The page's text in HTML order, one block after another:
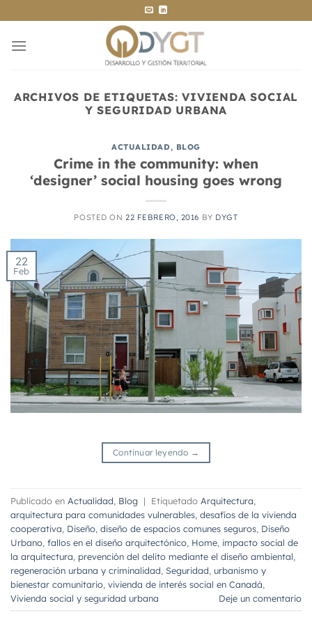
al
contenido
ARCHIVOS DE ETIQUETAS:VIVIENDA SOCIAL
Y SEGURIDAD URBANA
ACTUALIDAD, BLOG
Crime in the community: when
‘designer’ social housing goes wrong
POSTED ON22 FEBRERO, 2016 BY DYGT
22
Feb
Continuar leyendo →
Publicado en Actualidad Blog | Etiquetado Arquitectura
arquitectura para comunidades vulnerables desafíos de la vivienda
cooperativa Diseño diseño de espacios comunes seguros Diseño
Urbano fallos en el diseño arquitectónico Home impacto social de
la arquitectura prevención del delito mediante el diseño ambiental
regeneración urbana y criminalidad Seguridad urbanismo y
bienestar comunitario vivienda de interés social en Canadá
Vivienda social y seguridad urbana
Deje un comentario